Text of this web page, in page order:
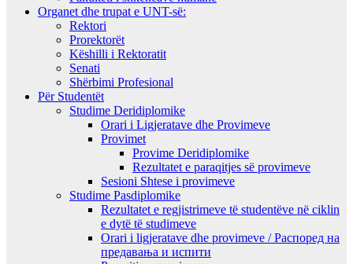
Organet dhe trupat e UNT-së:
Rektori
Prorektorët
Këshilli i Rektoratit
Senati
Shërbimi Profesional
Për Studentët
Studime Deridiplomike
Orari i Ligjeratave dhe Provimeve
Provimet
Provime Deridiplomike
Rezultatet e paraqitjes së provimeve
Sesioni Shtese i provimeve
Studime Pasdiplomike
Rezultatet e regjistrimeve të studentëve në ciklin
e dytë të studimeve
Orari i ligjeratave dhe provimeve / Распоред на
предавањa и испити